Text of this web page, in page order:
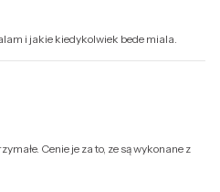
i jakie kiedykolwiek bede miala.
Cenie je za to, ze są wykonane z